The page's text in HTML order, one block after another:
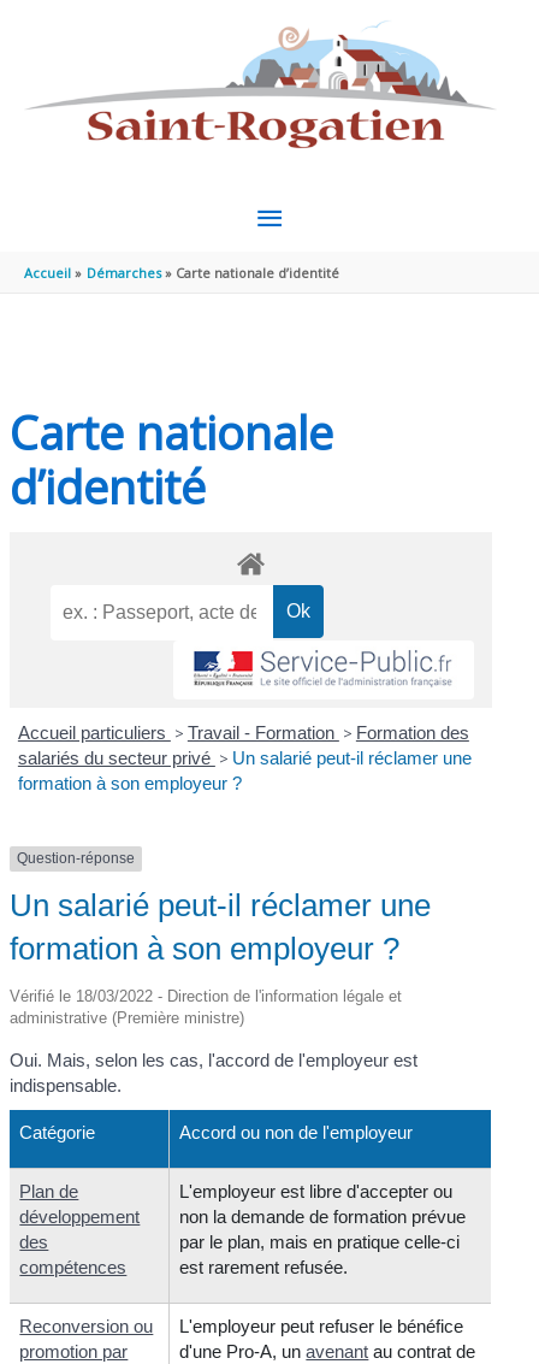
MENU
PRINCIPAL
Accueil Démarches Carte nationale d’identité
Carte nationale
d’identité
Accueil particuliers > Travail - Formation > Formation des
salariés du secteur privé > Un salarié peut-il réclamer une
formation à son employeur ?
Question-réponse
Un salarié peut-il réclamer une
formation à son employeur ?
Vérifié le 18/03/2022 - Direction de l'information légale et
administrative (Première ministre)
Oui. Mais, selon les cas, l'accord de l'employeur est
indispensable.
Catégorie Accord ou non de l'employeur
Plan de
développement
des
compétences
L'employeur est libre d'accepter ou
non la demande de formation prévue
par le plan, mais en pratique celle-ci
est rarement refusée.
Reconversion ou
promotion par
L'employeur peut refuser le bénéfice
d'une Pro-A, unavenant au contrat de